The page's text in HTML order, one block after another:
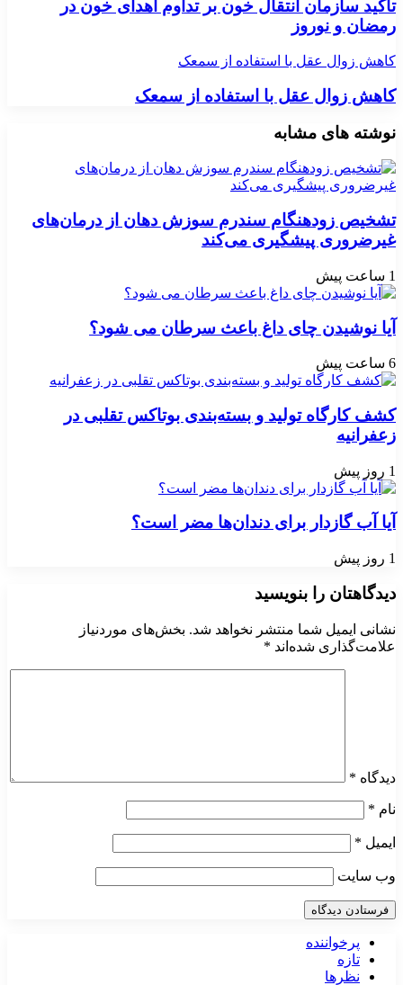
تأکید سازمان انتقال خون بر تداوم اهدای خون در
رمضان و نوروز
کاهش زوال عقل با استفاده از سمعک
کاهش زوال عقل با استفاده از سمعک
نوشته های مشابه
تشخیص زودهنگام سندرم سوزش دهان از درمان‌های
غیرضروری پیشگیری می‌کند
1 ساعت پیش
آیا نوشیدن چای داغ باعث سرطان می شود؟
6 ساعت پیش
کشف کارگاه تولید و بسته‌بندی بوتاکس تقلبی در
زعفرانیه
1 روز پیش
آیا آب گازدار برای دندان‌ها مضر است؟
1 روز پیش
دیدگاهتان را بنویسید
نشانی ایمیل شما منتشر نخواهد شد. بخش‌های موردنیاز
علامت‌گذاری شده‌اند *
دیدگاه *
نام *
ایمیل *
وب‌ سایت
پرخواننده
تازه
نظرها